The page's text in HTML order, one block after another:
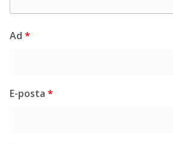
Ad *
E-posta *